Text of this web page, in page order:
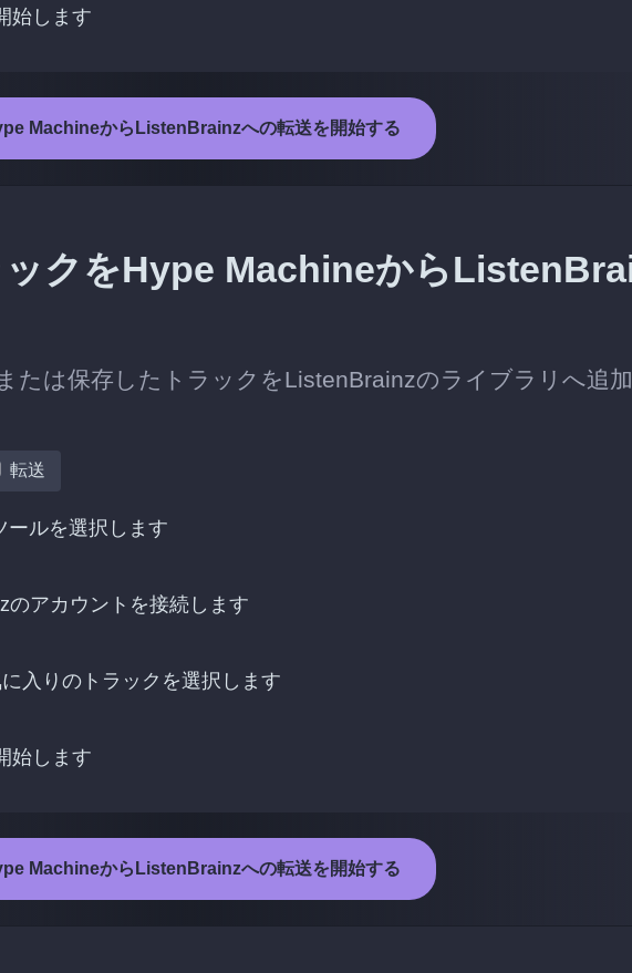
始します
MachineからListenBrainzへの転送を開始する
クをHype Machineから
たは保存したトラックをListenBrainzのライブラリへ追
転送
ールを選択します
のアカウントを接続します
入りのトラックを選択します
始します
MachineからListenBrainzへの転送を開始する